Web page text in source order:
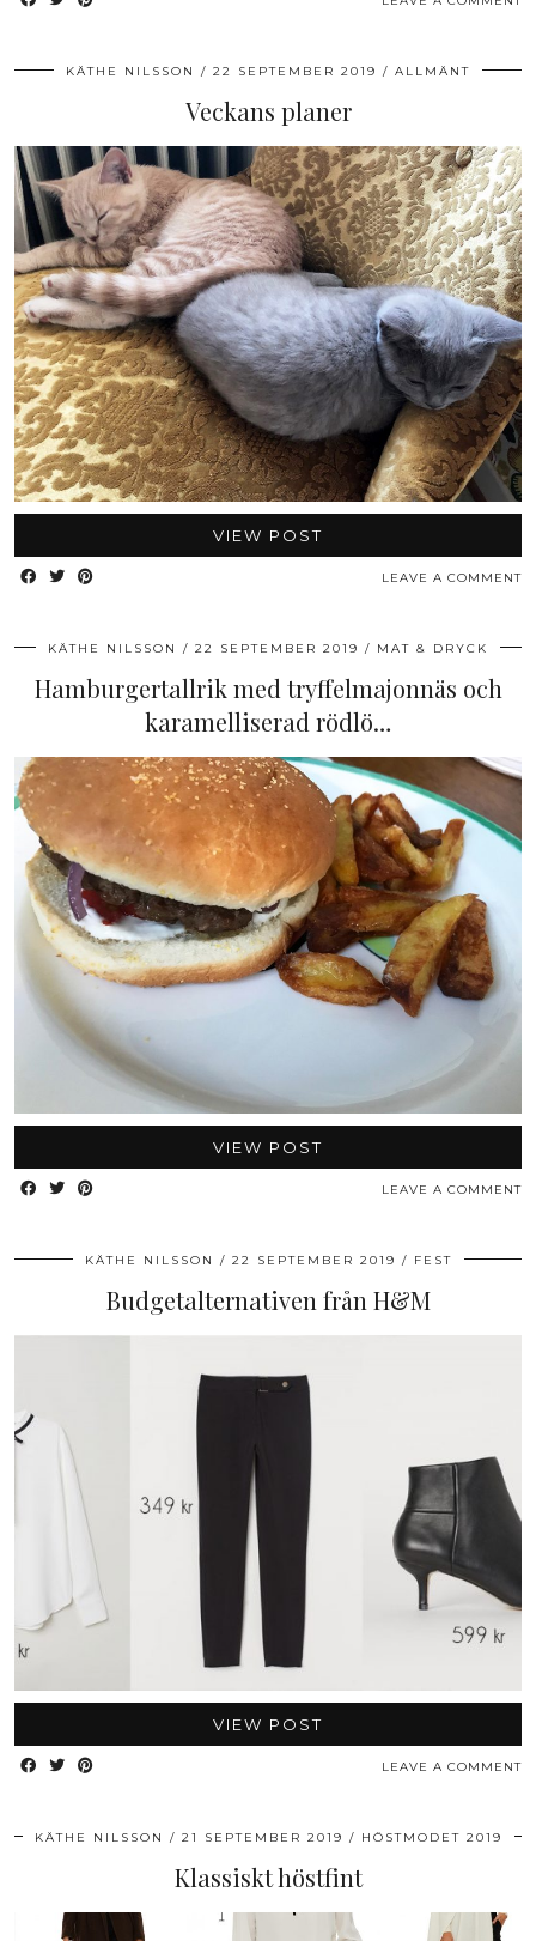
KÄTHE NILSSON 22 SEPTEMBER 2019 ALLMÄNT
Veckans planer
VIEW POST
LEAVE A COMMENT
KÄTHE NILSSON 22 SEPTEMBER 2019 MAT & DRYCK
Hamburgertallrik med tryffelmajonnäs och
karamelliserad rödlö…
VIEW POST
LEAVE A COMMENT
KÄTHE NILSSON 22 SEPTEMBER 2019 FEST
Budgetalternativen från H&M
VIEW POST
LEAVE A COMMENT
KÄTHE NILSSON 21 SEPTEMBER 2019 HÖSTMODET 2019
Klassiskt höstfint